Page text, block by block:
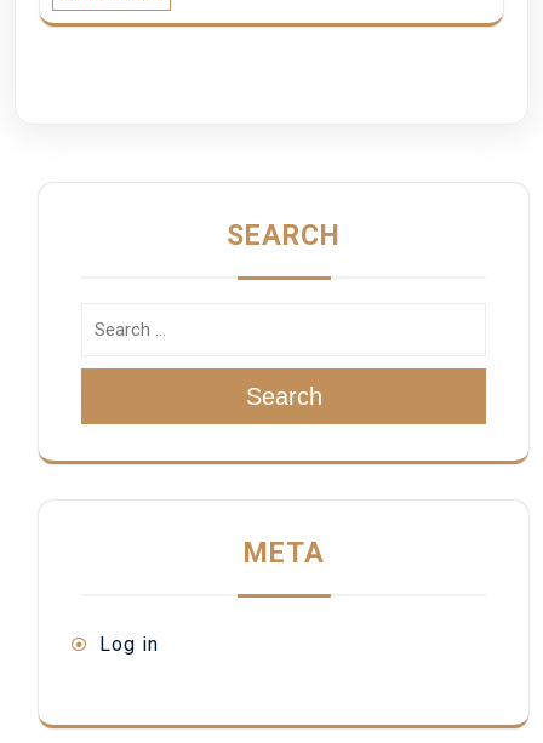
SEARCH
Search
META
Log in